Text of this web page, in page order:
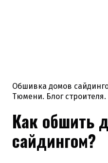
Обшивка домов
Тюмени. Блог строителя.
Как обшить
сайдингом?